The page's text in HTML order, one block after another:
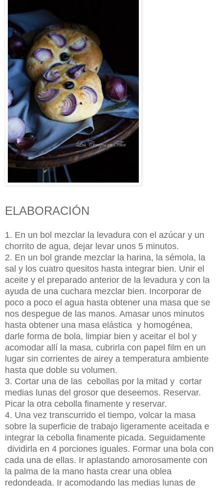
ELABORACIÓN
1. En un bol mezclar la levadura con el azúcar y un
chorrito de agua, dejar levar unos 5 minutos.
2. En un bol grande mezclar la harina, la sémola, la
sal y los cuatro quesitos hasta integrar bien. Unir el
aceite y el preparado anterior de la levadura y con la
ayuda de una cuchara mezclar bien. Incorporar de
poco a poco el agua hasta obtener una masa que se
nos despegue de las manos. Amasar unos minutos
hasta obtener una masa elástica y homogénea,
darle forma de bola, limpiar bien y aceitar el bol y
acomodar allí la masa, cubrirla con papel film en un
lugar sin corrientes de airey a temperatura ambiente
hasta que doble su volumen.
3. Cortar una de las cebollas por la mitad y cortar
medias lunas del grosor que deseemos. Reservar.
Picar la otra cebolla finamente y reservar.
4. Una vez transcurrido el tiempo, volcar la masa
sobre la superficie de trabajo ligeramente aceitada e
integrar la cebolla finamente picada. Seguidamente
dividirla en 4 porciones iguales. Formar una bola con
cada una de ellas. Ir aplastando amorosamente con
la palma de la mano hasta crear una oblea
redondeada. Ir acomodando las medias lunas de